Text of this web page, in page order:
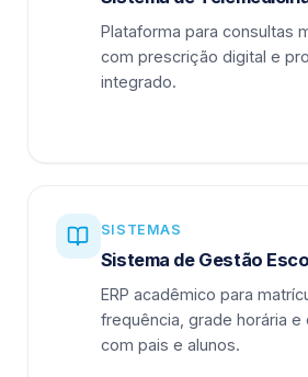
Plataforma para consultas
com prescrição digital e
integrado.
SISTEMAS
Sistema de Gestão
ERP acadêmico para
frequência, grade horária e
com pais e alunos.